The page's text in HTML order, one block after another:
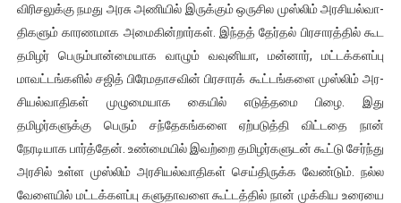
விரி­ச­லுக்கு நமது அரசு அணியில் இருக்கும் ஒரு­சில முஸ்லிம் அர­சி­யல்­வா­
தி­களும் கார­ண­மாக அமை­கின்­றார்கள். இந்தத் தேர்தல் பிர­சா­ரத்தில் கூட
தமிழர் பெரும்­பான்­மை­யாக வாழும் வவு­னியா, மன்னார், மட்­டக்­க­ளப்பு
மாவட்­டங்­களில் சஜித் பிரே­ம­தா­சவின் பிர­சாரக் கூட்­டங்­களை முஸ்லிம் அர­
சி­யல்­வா­திகள் முழு­மை­யாக கையில் எடுத்தமை பிழை. இது
தமிழர்களுக்கு பெரும் சந்தேகங்களை ஏற்படுத்தி விட்டதை நான்
நேரடியாக பார்த்தேன். உண்மையில் இவற்றை தமிழர்களுடன் கூட்டு சேர்ந்து
அரசில் உள்ள முஸ்லிம் அரசியல்வாதிகள் செய்திருக்க வேண்டும். நல்ல
வேளையில் மட்டக்களப்பு களுதாவளை கூட்டத்தில் நான் முக்கிய உரையை